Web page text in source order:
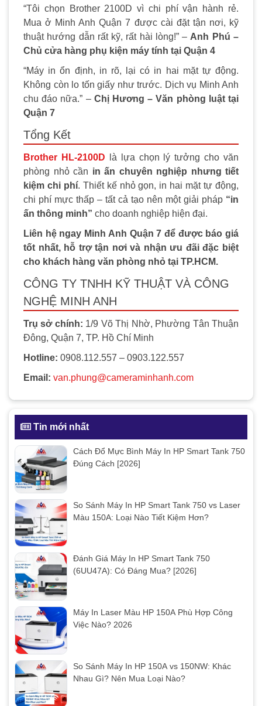
“Tôi chọn Brother 2100D vì chi phí vận hành rẻ.
Mua ở Minh Anh Quận 7 được cài đặt tận nơi, kỹ
thuật hướng dẫn rất kỹ, rất hài lòng!” – Anh Phú –
Chủ cửa hàng phụ kiện máy tính tại Quận 4
“Máy in ổn định, in rõ, lại có in hai mặt tự động.
Không còn lo tốn giấy như trước. Dịch vụ Minh Anh
chu đáo nữa.” – Chị Hương – Văn phòng luật tại
Quận 7
Tổng Kết
Brother HL-2100D là lựa chọn lý tưởng cho văn
phòng nhỏ cần in ấn chuyên nghiệp nhưng tiết
kiệm chi phí. Thiết kế nhỏ gọn, in hai mặt tự động,
chi phí mực thấp – tất cả tạo nên một giải pháp “in
ấn thông minh” cho doanh nghiệp hiện đại.
Liên hệ ngay Minh Anh Quận 7 để được báo giá
tốt nhất, hỗ trợ tận nơi và nhận ưu đãi đặc biệt
cho khách hàng văn phòng nhỏ tại TP.HCM.
CÔNG TY TNHH KỸ THUẬT VÀ CÔNG
NGHỆ MINH ANH
Trụ sở chính: 1/9 Võ Thị Nhờ, Phường Tân Thuận
Đông, Quận 7, TP. Hồ Chí Minh
Hotline: 0908.112.557 – 0903.122.557
Email: van.phung@cameraminhanh.com
Tin mới nhất
Cách Đổ Mực Bình Máy In HP Smart Tank 750
Đúng Cách [2026]
So Sánh Máy In HP Smart Tank 750 vs Laser
Màu 150A: Loại Nào Tiết Kiệm Hơn?
Đánh Giá Máy In HP Smart Tank 750
(6UU47A): Có Đáng Mua? [2026]
Máy In Laser Màu HP 150A Phù Hợp Công
Việc Nào? 2026
So Sánh Máy In HP 150A vs 150NW: Khác
Nhau Gì? Nên Mua Loại Nào?